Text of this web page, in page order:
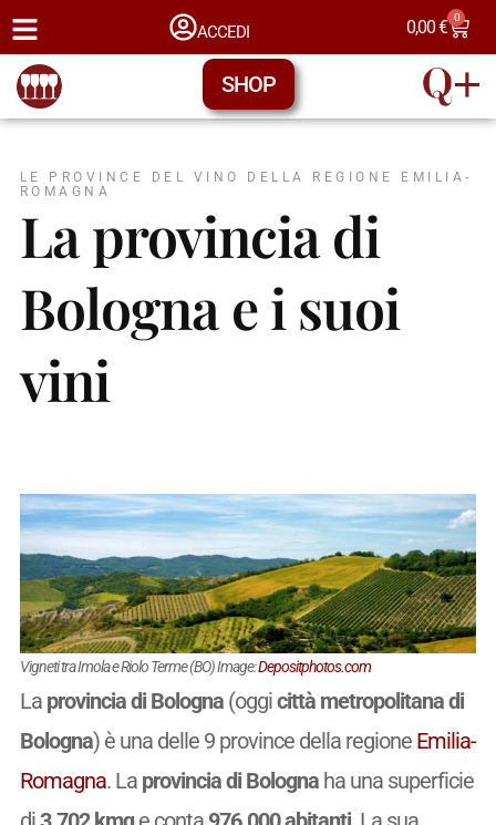
ACCEDI 0,00€ 0
SHOP
LE PROVINCE DEL VINO DELLA REGIONE EMILIA-
ROMAGNA
La provincia di
Bologna e i suoi
vini
Vigneti tra Imola e Riolo Terme (BO) Image:Depositphotos.com
Laprovincia di Bologna(oggicittà metropolitana di
Bologna) è una delle 9 province della regione Emilia-
Romagna. La provincia di Bolognaha una superficie